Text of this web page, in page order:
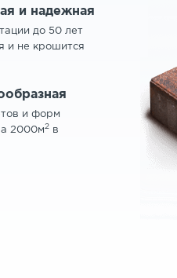
и надежная
до 50 лет
и не крошится
и форм
2000м2в